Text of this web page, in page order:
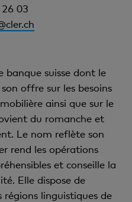
03
banque suisse dont le
offre sur les besoins
ainsi que sur le
du romanche et
Le nom reflète son
rend les opérations
et conseille la
Elle dispose de
régions linguistiques de